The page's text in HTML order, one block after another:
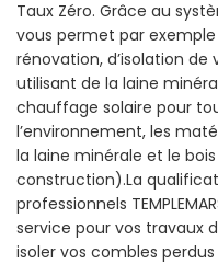
Taux Zéro. Grâce au
vous permet par
rénovation, d’isolation de
utilisant de la laine
chauffage solaire pour
l’environnement, les
la laine minérale et le
construction).La
professionnels
service pour vos travaux
isoler vos combles